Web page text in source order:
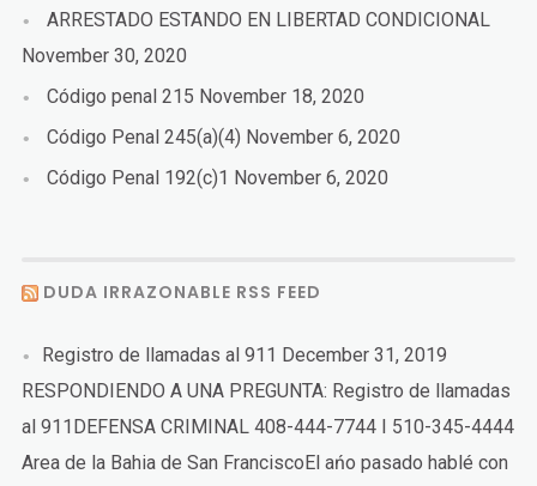
ARRESTADO ESTANDO EN LIBERTAD CONDICIONAL
November 30, 2020
Código penal 215 November 18, 2020
Código Penal 245(a)(4) November 6, 2020
Código Penal 192(c)1 November 6, 2020
DUDA IRRAZONABLE RSS FEED
Registro de llamadas al 911 December 31, 2019
RESPONDIENDO A UNA PREGUNTA: Registro de llamadas
al 911DEFENSA CRIMINAL 408-444-7744 I 510-345-4444
Area de la Bahia de San FranciscoEl ańo pasado hablé con